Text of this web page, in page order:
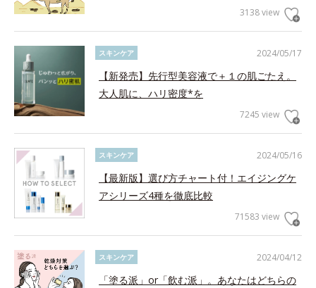
3138 view
2024/05/17
スキンケア
【新発売】先行型美容液で＋１の肌ごたえ。
大人肌に、ハリ密度*を
7245 view
2024/05/16
スキンケア
【最新版】選び方チャート付！エイジングケ
アシリーズ4種を徹底比較
71583 view
2024/04/12
スキンケア
「塗る派」or「飲む派」。あなたはどちらの